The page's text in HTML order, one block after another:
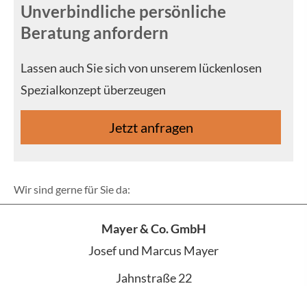
Unverbindliche persönliche
Beratung anfordern
Lassen auch Sie sich von unserem lückenlosen
Spezialkonzept überzeugen
Jetzt anfragen
Wir sind gerne für Sie da:
Mayer & Co. GmbH
Josef und Marcus Mayer
Jahnstraße 22